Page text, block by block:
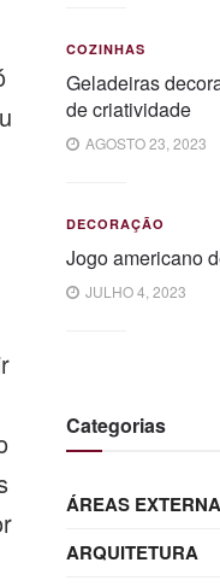
COZINHAS
Geladeiras
de criatividade
AGOSTO 23, 2023
DECORAÇÃO
Jogo americano
JULHO 4, 2023
Categorias
ÁREAS
ARQUITETURA